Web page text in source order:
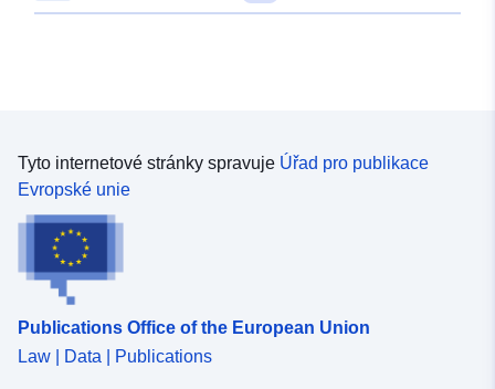
Tyto internetové stránky spravuje Úřad pro publikace
Evropské unie
Publications Office of the European Union
Law | Data | Publications